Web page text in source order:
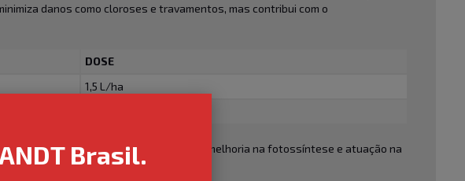
danos como cloroses e travamentos, mas contribui com o
DOSE
1,5 L/ha
parede celular, redução de estresse, melhoria na fotossíntese e atuação na
Brasil.